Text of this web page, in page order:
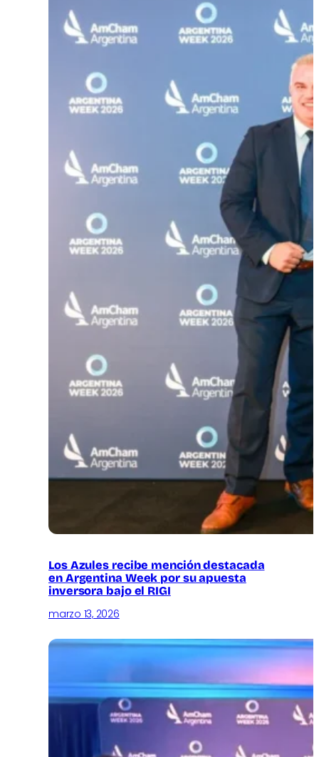
Los Azules recibe mención destacada
en Argentina Week por su apuesta
inversora bajo el RIGI
marzo 13, 2026